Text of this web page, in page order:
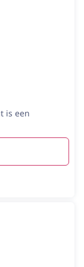
is een